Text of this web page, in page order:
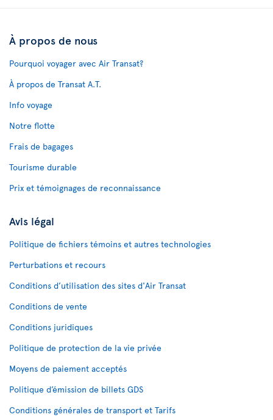
À propos de nous
Pourquoi voyager avec Air Transat?
À propos de Transat A.T.
Info voyage
Notre flotte
Frais de bagages
Tourisme durable
Prix et témoignages de reconnaissance
Avis légal
Politique de fichiers témoins et autres technologies
Perturbations et recours
Conditions d’utilisation des sites d'Air Transat
Conditions de vente
Conditions juridiques
Politique de protection de la vie privée
Moyens de paiement acceptés
Politique d’émission de billets GDS
Conditions générales de transport et Tarifs